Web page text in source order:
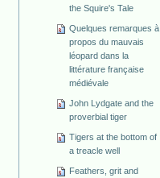
the Squire's Tale
Quelques remarques à
propos du mauvais
léopard dans la
littérature française
médiévale
John Lydgate and the
proverbial tiger
Tigers at the bottom of
a treacle well
Feathers, grit and